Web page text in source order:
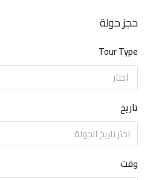
حجز جولة
Tour Type
اختار
تاريخ
وقت